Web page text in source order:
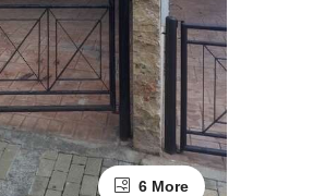
6 More